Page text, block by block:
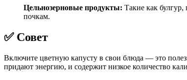
Цельнозерновые продукты: Такие как
почкам.
✅ Совет
Включите цветную капусту в свои блюда — это
придают энергию, и содержит низкое количество